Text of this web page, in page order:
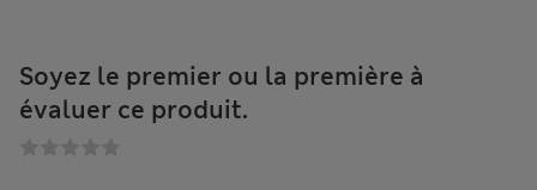
Soyez le premier ou la première à
évaluer ce produit.